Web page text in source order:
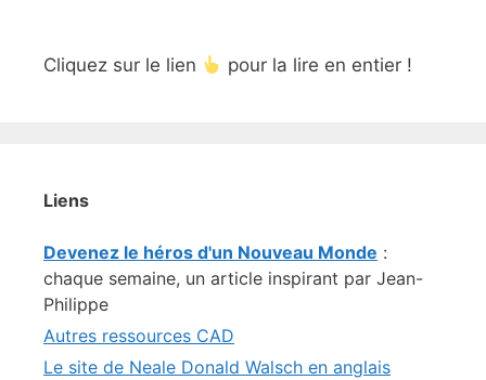
Cliquez sur le lien pour la lire en entier !
Liens
Devenez le héros d'un Nouveau Monde :
chaque semaine, un article inspirant par Jean-
Philippe
Autres ressources CAD
Le site de Neale Donald Walsch en anglais